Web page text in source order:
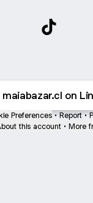
maiabazar.cl on
Preferences • Report •
this account • More